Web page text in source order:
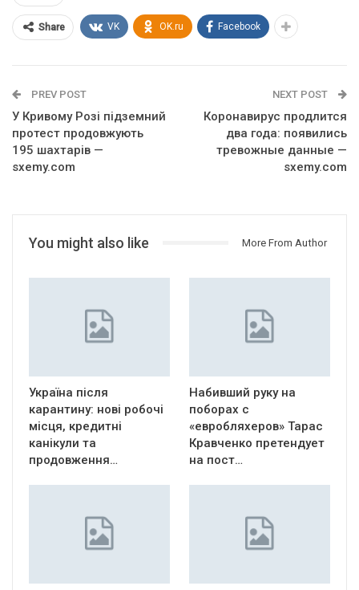
Share VK OK.ru Facebook
PREV POST
У Кривому Розі підземний
протест продовжують
195 шахтарів —
sxemy.com
NEXT POST
Коронавирус продлится
два года: появились
тревожные данные —
sxemy.com
You might also like More From Author
Україна після
карантину: нові робочі
місця, кредитні
канікули та
продовження…
Набивший руку на
поборах с
«евробляхеров» Тарас
Кравченко претендует
на пост…